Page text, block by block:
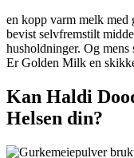
en kopp varm melk med
bevist selvfremstilt
husholdninger. Og mens
Er Golden Milk en
Kan Haldi
Helsen din?